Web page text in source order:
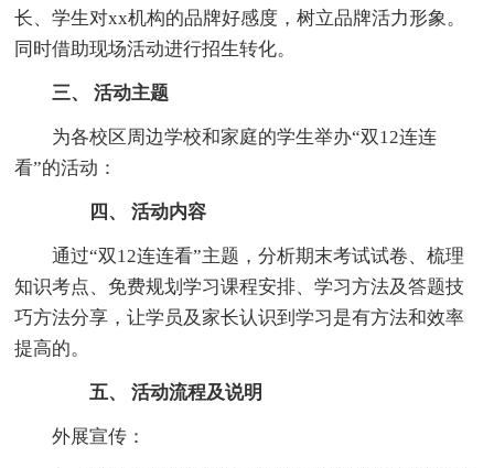
长、学生对xx机构的品牌好感度，树立品牌活力形象。
同时借助现场活动进行招生转化。
三、 活动主题
为各校区周边学校和家庭的学生举办“双12连连
看”的活动：
四、 活动内容
通过“双12连连看”主题，分析期末考试试卷、梳理
知识考点、免费规划学习课程安排、学习方法及答题技
巧方法分享，让学员及家长认识到学习是有方法和效率
提高的。
五、 活动流程及说明
外展宣传：